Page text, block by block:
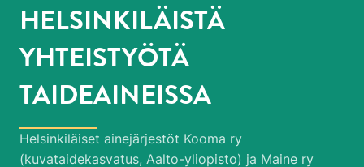
HELSINKILÄISTÄ
YHTEISTYÖTÄ
TAIDEAINEISSA
Helsinkiläiset ainejärjestöt Kooma ry
(kuvataidekasvatus, Aalto-yliopisto) ja Maine ry